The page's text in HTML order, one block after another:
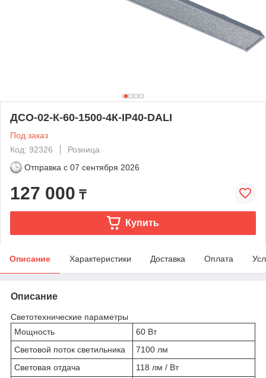
ДСО-02-К-60-1500-4К-IP40-DALI
Под заказ
Код: 92326
Розница
Отправка с 07 сентября 2026
127 000 ₸
Купить
Описание Характеристики Доставка Оплата
Описание
Светотехнические параметры
Мощность
60 Вт
Световой поток светильника
7100 лм
Световая отдача
118 лм / Вт